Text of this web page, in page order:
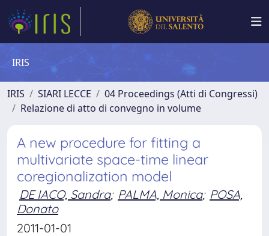
IRIS
IRIS SIARI LECCE
04 Proceedings (Atti di Congressi)
Relazione di atto di convegno in volume
A new procedure for fitting a
multivariate space-time linear
coregionalization model
DE IACO, Sandra; PALMA, Monica; POSA,
Donato
2011-01-01